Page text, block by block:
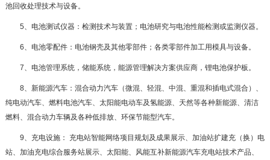
池回收处理技术与设备。
5、电池测试仪器：检测技术与装置；电池研究与电池性能检测或监测仪器。
6、电池零配件：电池钢壳及其他零部件；各类零部件加工用模具与设备。
7、电池管理系统，储能系统，能源管理解决方案供应商，锂电池保护板。
8、新能源汽车：混合动力汽车（微混、轻混、中混、重混和插电式混合）、
纯电动汽车、燃料电池汽车、太阳能电动车及氢能源、天然等各种新能源、清洁
燃料、混合动力车辆及各种低排放、环保节能型汽车。
9、充电设施： 充电站智能网络项目规划及成果展示、加油站扩建充（换）电
站、加油充电综合服务站展示、太阳能、风能互补新能源汽车充电站技术产品、